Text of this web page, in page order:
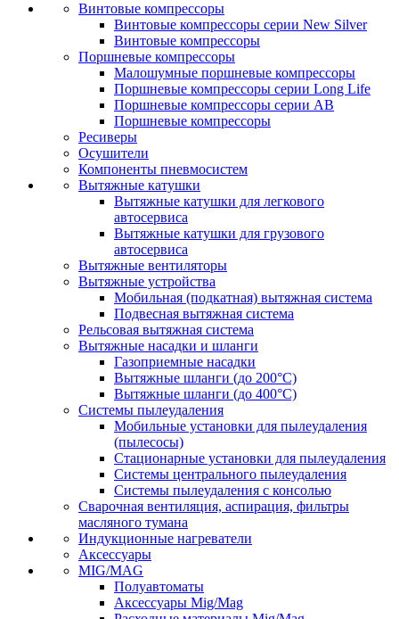
Винтовые компрессоры
Винтовые компрессоры серии New Silver
Винтовые компрессоры
Поршневые компрессоры
Малошумные поршневые компрессоры
Поршневые компрессоры серии Long Life
Поршневые компрессоры серии AB
Поршневые компрессоры
Ресиверы
Осушители
Компоненты пневмосистем
Вытяжные катушки
Вытяжные катушки для легкового
автосервиса
Вытяжные катушки для грузового
автосервиса
Вытяжные вентиляторы
Вытяжные устройства
Мобильная (подкатная) вытяжная система
Подвесная вытяжная система
Рельсовая вытяжная система
Вытяжные насадки и шланги
Газоприемные насадки
Вытяжные шланги (до 200°C)
Вытяжные шланги (до 400°C)
Системы пылеудаления
Мобильные установки для пылеудаления
(пылесосы)
Стационарные установки для пылеудаления
Системы центрального пылеудаления
Системы пылеудаления с консолью
Сварочная вентиляция, аспирация, фильтры
масляного тумана
Индукционные нагреватели
Аксессуары
MIG/MAG
Полуавтоматы
Аксессуары Mig/Mag